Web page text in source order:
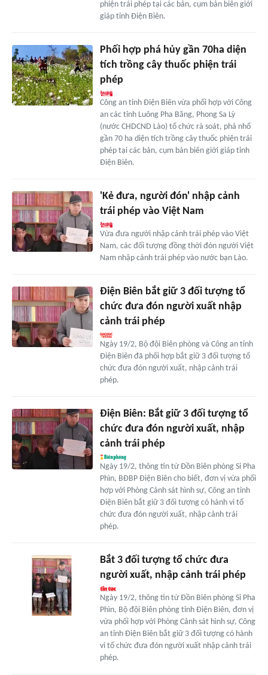
phiện trái phép tại các bản, cụm bản biên giới
giáp tỉnh Điện Biên.
Phối hợp phá hủy gần 70ha diện
tích trồng cây thuốc phiện trái
phép
Công an tỉnh Điện Biên vừa phối hợp với Công
an các tỉnh Luông Pha Băng, Phong Sa Lỳ
(nước CHDCND Lào) tổ chức rà soát, phá nhổ
gần 70 ha diện tích trồng cây thuốc phiện trái
phép tại các bản, cụm bản biên giới giáp tỉnh
Điện Biên.
'Kẻ đưa, người đón' nhập cảnh
trái phép vào Việt Nam
Vừa đưa người nhập cảnh trái phép vào Việt
Nam, các đối tượng đồng thời đón người Việt
Nam nhập cảnh trái phép vào nước bạn Lào.
Điện Biên bắt giữ 3 đối tượng tổ
chức đưa đón người xuất nhập
cảnh trái phép
Ngày 19/2, Bộ đội Biên phòng và Công an tỉnh
Điện Biên đã phối hợp bắt giữ 3 đối tượng tổ
chức đưa đón người xuất, nhập cảnh trái
phép.
Điện Biên: Bắt giữ 3 đối tượng tổ
chức đưa đón người xuất, nhập
cảnh trái phép
Ngày 19/2, thông tin từ Đồn Biên phòng Si Pha
Phìn, BĐBP Điện Biên cho biết, đơn vị vừa phối
hợp với Phòng Cảnh sát hình sự, Công an tỉnh
Điện Biên bắt giữ 3 đối tượng có hành vi tổ
chức đưa đón người xuất, nhập cảnh trái
phép.
Bắt 3 đối tượng tổ chức đưa
người xuất, nhập cảnh trái phép
Ngày 19/2, thông tin từ Đồn Biên phòng Si Pha
Phìn, Bộ đội Biên phòng tỉnh Điện Biên, đơn vị
vừa phối hợp với Phòng Cảnh sát hình sự, Công
an tỉnh Điện Biên bắt giữ 3 đối tượng có hành
vi tổ chức đưa đón người xuất nhập cảnh trái
phép.